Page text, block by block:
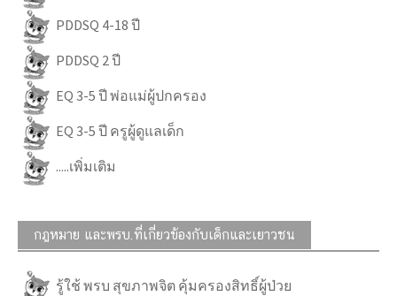
PDDSQ 4-18 ปี
PDDSQ 2 ปี
EQ 3-5 ปี พ่อแม่ผู้ปกครอง
EQ 3-5 ปี ครูผู้ดูแลเด็ก
.....เพิ่มเติม
กฎหมาย และพรบ.ที่เกี่ยวข้องกับเด็กและเยาวชน
รู้ใช้ พรบ สุขภาพจิต คุ้มครองสิทธิ์ผู้ป่วย